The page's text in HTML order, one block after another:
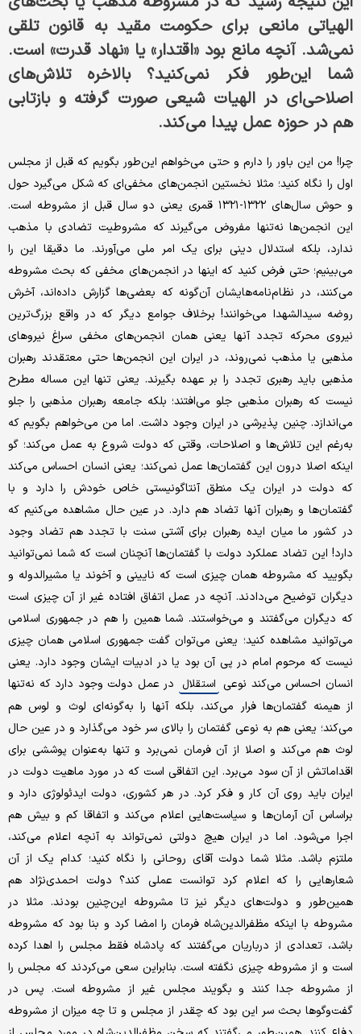
الهیاتی مانعی برای حکومت مقید به قانون تلقی
نمی‌شد. آنچه مانع بود «اقتدار» یا «نهاد قدرت» است.
شما این‌طور فکر نمی‌کنید؟ بالاخره تلاش‌های
اصلاحی‌‌ای در الهیات شیعی صورت گرفته و بازتابی
هم در حوزه‌ عمل پیدا می‌کند.
چرا! من این باور را دارم و حتی می‌خواهم این‌طور بگویم که قبل از مجلس
اول را نگاه کنید؛ مثلا نخستین انجمن‌های مخفی‌ای که شکل می‌گیرد حول
و حوش سال‌های ۱۳۲۲-۱۳۲۱ قمری یعنی دو سال قبل از مشروطه است.
این انجمن‌ها نه‌تنها مفروض می‌گیرند که مشروطیت تضادی با مذهب
ندارد، بلکه استدلال دینی برای یک امر ملی می‌آورند. ما دقیقا این را
می‌بینیم؛ حتی فرض کنید که اینها در انجمن‌های مخفی که بحث مشروطه
می‌کنند، در نظام‌نامه‌هایشان آن‌گونه که بعضی‌ها گزارش داده‌اند، آخرش
روضه‌ سیدالشهدا می‌خوانند! برخلاف جوامع دیگر که در واقع بزرگ‌ترین
نیروی محرکه تجدد آنها یعنی همان انجمن‌های مخفی سراغ نیروهای
مذهبی یا مذهب نمی‌روند، در ایران این انجمن‌ها حتی معتقدند رهبران
مذهبی باید رهبری تجدد را بر عهده بگیرند. یعنی تنها این مساله مطرح
نیست که رهبران مذهبی جلو می‌افتند؛ بلکه جامعه رهبران مذهبی را جلو
می‌اندازد. چنین پذیرشی در ایران وجود داشت. اما من می‌خواهم بگویم که
به‌رغم این تلاش‌ها و اصلاحات، وقتی که دولت شروع به عمل می‌کند؛ گو
اینکه اصلا درون این گفتمان‌ها عمل نمی‌کند؛ یعنی انسان احساس می‌کند
که دولت در ایران یک منطق آنتاگونیستی خاص خودش را دارد و با
گفتمان‌ها و رهبران آنها تضاد هم دارد. در عین حال مشاهده می‌کنیم که
در کشور ما میان ایده‌ رهبران برای آشتی سنت با تجدد هم تضاد وجود
دارد! این تضاد عملکرد دولت با گفتمان‌ها آنچنان است که شما نمی‌توانید
بگویید که مشروطه همان چیزی است که نایینی و آخوند یا مشیرالدوله و
دیگران توضیح می‌دادند. آنچه در عمل اتفاق افتاده غیر از آن چیزی است
که دیگران می‌گفتند و می‌خواستند. شما همین را هم در جمهوری اسلامی
می‌توانید مشاهده کنید؛ یعنی می‌توان گفت جمهوری اسلامی همان چیزی
نیست که مرحوم امام در پی آن بود یا در ادبیات ایشان وجود دارد. یعنی
انسان احساس می‌کند نوعی استقلال در عمل دولت وجود دارد که نه‌تنها
از هیمنه‌ گفتمان‌ها فرار می‌کند، بلکه آنها را به‌گونه‌ای لوث و لوس هم
می‌کند؛ یعنی هم به نوعی گفتمان را بالای سر خود می‌گذارد و در عین حال
لوث هم می‌کند و اصلا از آن فرمان نمی‌برد و تنها به‌عنوان پوششی برای
اقداماتش از آن سود می‌برد. این اتفاقی است که در مورد ماهیت دولت در
ایران باید روی آن کار و فکر کرد. در هر کشوری، دولت ایدئولوژی‌ دارد و
بر‌اساس آن آرمان‌ها و سیاست‌هایی اعلام می‌کند و اتفاقا کم و بیش هم
اجرا می‌شود. اما در ایران هیچ دولتی نمی‌تواند به آنچه اعلام می‌کند،
ملتزم باشد. مثلا شما دولت آقای روحانی را نگاه کنید؛ کدام یک از آن
شعارهایی را که اعلام کرد ‌توانست عملی کند؟ دولت‌ احمدی‌نژاد هم
همین‌طور و دولت‌های دیگر نیز تا مشروطه این‌چنین بودند. مثلا در
مشروطه با اینکه مظفرالدین‌شاه فرمان را امضا کرد و بنا بود که مشروطه
باشد، تعدادی از درباریان می‌گفتند که پادشاه فقط مجلس را اهدا کرده
است و از مشروطه چیزی نگفته است. بنابراین سعی می‌کردند که مجلس را
از مشروطه جدا کنند و بگویند مجلس غیر از مشروطه است. پس در
گفت‌و‌گوها بحث سر این بود که چقدر از مجلس و تا چه میزان از مشروطه